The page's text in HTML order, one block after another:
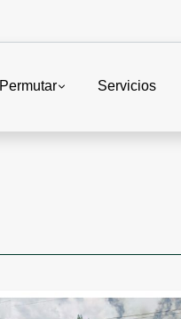
Permutar Servicios